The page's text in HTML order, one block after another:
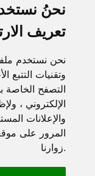
نحنُ
تعريف
نحن نستخدم
وتقنيات التتبع
التصفح الخاصة
الإلكتروني ،
والإعلانات
المرور على
زوارنا.